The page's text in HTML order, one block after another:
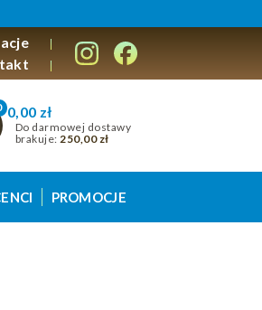
0,00 zł
Do darmowej dostawy
brakuje:250,00 zł
PROMOCJE